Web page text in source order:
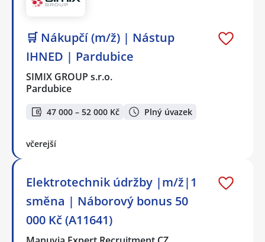
🛒 Nákupčí (m/ž) | Nástup
IHNED | Pardubice
SIMIX GROUP s.r.o.
Pardubice
47 000 – 52 000 Kč Plný úvazek
včerejší
Elektrotechnik údržby |m/ž|1
směna | Náborový bonus 50
000 Kč (A11641)